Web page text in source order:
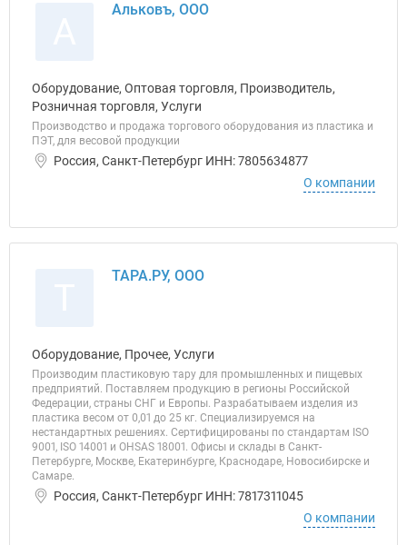
Альковъ, ООО
Оборудование, Оптовая торговля, Производитель,
Розничная торговля, Услуги
Производство и продажа торгового оборудования из пластика и
ПЭТ, для весовой продукции
Россия, Санкт-Петербург ИНН: 7805634877
О компании
ТАРА.РУ, ООО
Оборудование, Прочее, Услуги
Производим пластиковую тару для промышленных и пищевых
предприятий. Поставляем продукцию в регионы Российской
Федерации, страны СНГ и Европы. Разрабатываем изделия из
пластика весом от 0,01 до 25 кг. Специализируемся на
нестандартных решениях. Сертифицированы по стандартам ISO
9001, ISO 14001 и OHSAS 18001. Офисы и склады в Санкт-
Петербурге, Москве, Екатеринбурге, Краснодаре, Новосибирске и
Самаре.
Россия, Санкт-Петербург ИНН: 7817311045
О компании